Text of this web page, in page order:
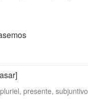
presente, subjuntivo